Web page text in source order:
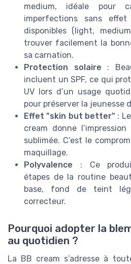
medium, idéale pour
imperfections sans
disponibles (light,
trouver facilement la
sa carnation.
Protection solaire :
incluent un SPF, ce qui
UV lors d’un usage
pour préserver la jeunesse
Effet "skin but better" :
cream donne
sublimée. C’est le
maquillage.
Polyvalence : Ce
étapes de la routine
base, fond de teint
correcteur.
Pourquoi adopter la
au quotidien ?
La BB cream s’adresse à